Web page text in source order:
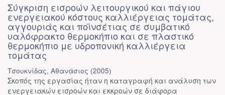
Σύγκριση εισροών λειτουργικού και πάγιου
ενεργειακού κόστους καλλιέργειας τομάτας,
αγγουριάς και ποϊνσέτιας σε συμβατικό
υαλόφρακτο θερμοκήπιο και σε πλαστικό
θερμοκήπιο με υδροπονική καλλιέργεια
τομάτας
Τσουκνίδας, Αθανάσιος (2005)
Σκοπός της εργασίας ήταν η καταγραφή και ανάλυση των
ενεργειακών εισροών και εκκροών σε διάφορα